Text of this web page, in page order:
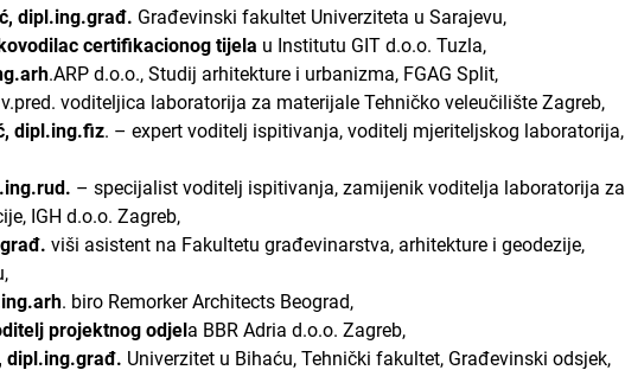
dipl.ing.građ. Građevinski fakultet Univerziteta u Sarajevu,
certifikacionog tijela u Institutu GIT d.o.o. Tuzla,
.ARP d.o.o., Studij arhitekture i urbanizma, FGAG Split,
v.pred. voditeljica laboratorija za materijale Tehničko veleučilište Zagreb,
dipl.ing.fiz. – expert voditelj ispitivanja, voditelj mjeriteljskog laboratorija,
– specijalist voditelj ispitivanja, zamijenik voditelja laboratorija za
IGH d.o.o. Zagreb,
viši asistent na Fakultetu građevinarstva, arhitekture i geodezije,
. biro Remorker Architects Beograd,
projektnog odjela BBR Adria d.o.o. Zagreb,
dipl.ing.građ. Univerzitet u Bihaću, Tehnički fakultet, Građevinski odsjek,